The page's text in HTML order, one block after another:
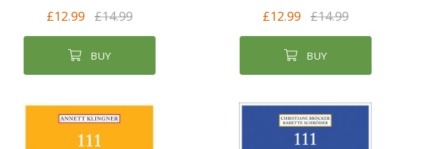
£12.99 £14.99
BUY
£12.99 £14.99
BUY